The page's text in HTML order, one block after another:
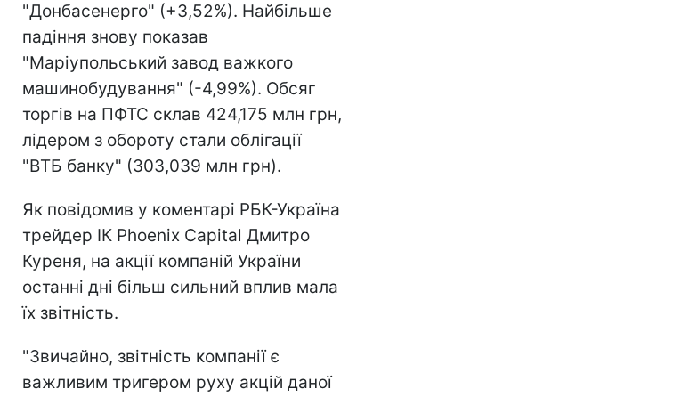
"Донбасенерго" (+3,52%). Найбільше
падіння знову показав
"Маріупольський завод важкого
машинобудування" (-4,99%). Обсяг
торгів на ПФТС склав 424,175 млн грн,
лідером з обороту стали облігації
"ВТБ банку" (303,039 млн грн).
Як повідомив у коментарі РБК-Україна
трейдер ІК Phoenix Capital Дмитро
Куреня, на акції компаній України
останні дні більш сильний вплив мала
їх звітність.
"Звичайно, звітність компанії є
важливим тригером руху акцій даної